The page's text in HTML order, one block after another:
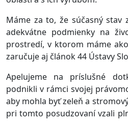
Máme za to, že súčasný stav
adekvátne podmienky na
prostredí, v ktorom máme
zaručuje aj článok 44 Ústavy
Apelujeme na príslušné
podnikli v rámci svojej
aby mohla byť zeleň a
pri tomto posudzovaní vzali